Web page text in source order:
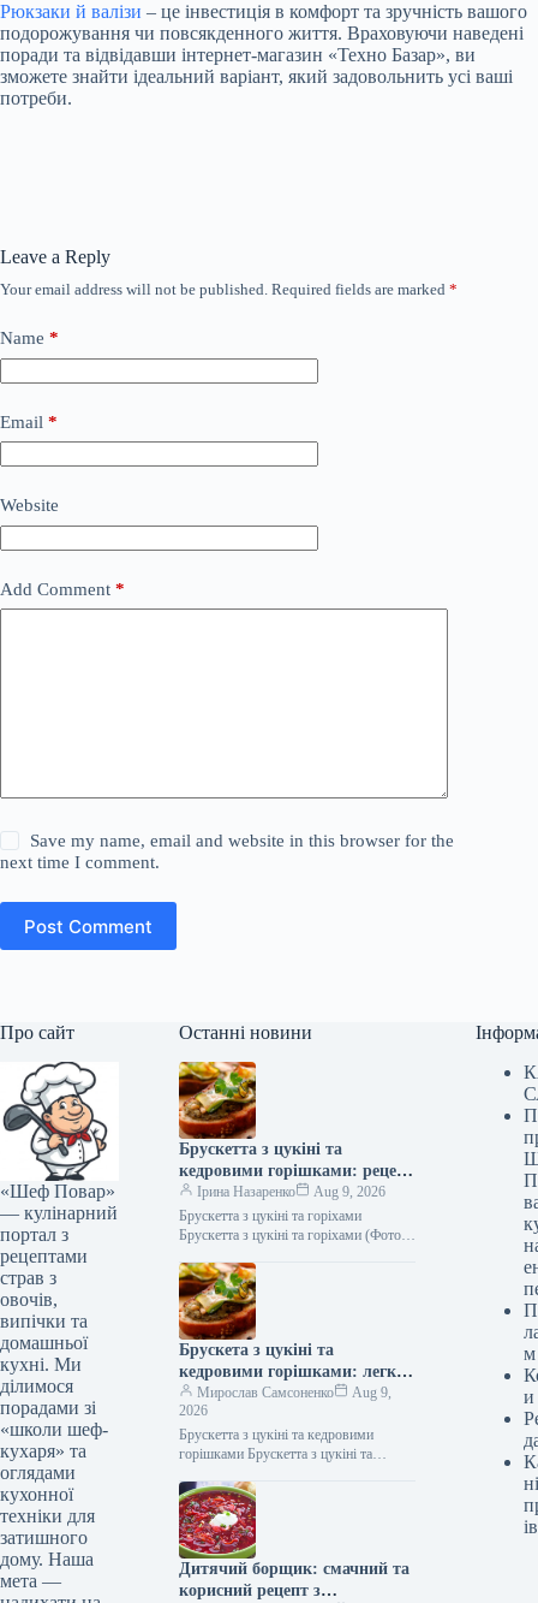
Рюкзаки й валізи – це інвестиція в комфорт та зручність вашого
подорожування чи повсякденного життя. Враховуючи наведені
поради та відвідавши інтернет-магазин «Техно Базар», ви
зможете знайти ідеальний варіант, який задовольнить усі ваші
потреби.
Leave a Reply
Your email address will not be published. Required fields are marked *
Name *
Email *
Website
Add Comment *
Save my name, email and website in this browser for the
next time I comment.
Post Comment
Про сайт
«Шеф Повар»
— кулінарний
портал з
рецептами
страв з
овочів,
випічки та
домашньої
кухні. Ми
ділимося
порадами зі
«школи шеф-
кухаря» та
оглядами
кухонної
техніки для
затишного
дому. Наша
мета —
Останні новини
Брускетта з цукіні та
кедровими горішками: рецепт
смаколика з фото (345 ккал)
Ірина Назаренко
Aug 9, 2026
Брускетта з цукіні та горіхами
Брускетта з цукіні та горіхами (Фото:
цукіні та кедровими горішками —
це…
Брускета з цукіні та
кедровими горішками: легка
закуска з фото та смачним
секретом
Мирослав Самсоненко
Aug 9,
2026
Брускетта з цукіні та кедровими
горішками Брускетта з цукіні та
Shutterstock/FOTODOM) Брускетта з
цукіні та кедровими горішками…
Дитячий борщик: смачний та
корисний рецепт з
м
и
ів